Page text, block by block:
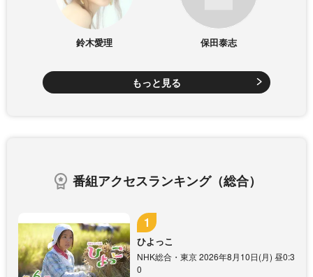
鈴木愛理 保田泰志
もっと見る
番組アクセスランキング（総合）
ひよっこ
NHK総合・東京 2026年8月10日(月) 昼0:3
0